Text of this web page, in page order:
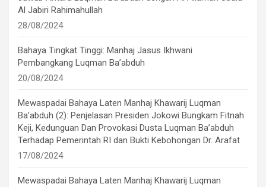
Al Jabiri Rahimahullah
28/08/2024
Bahaya Tingkat Tinggi: Manhaj Jasus Ikhwani
Pembangkang Luqman Ba’abduh
20/08/2024
Mewaspadai Bahaya Laten Manhaj Khawarij Luqman
Ba’abduh (2): Penjelasan Presiden Jokowi Bungkam Fitnah
Keji, Kedunguan Dan Provokasi Dusta Luqman Ba’abduh
Terhadap Pemerintah RI dan Bukti Kebohongan Dr. Arafat
17/08/2024
Mewaspadai Bahaya Laten Manhaj Khawarij Luqman